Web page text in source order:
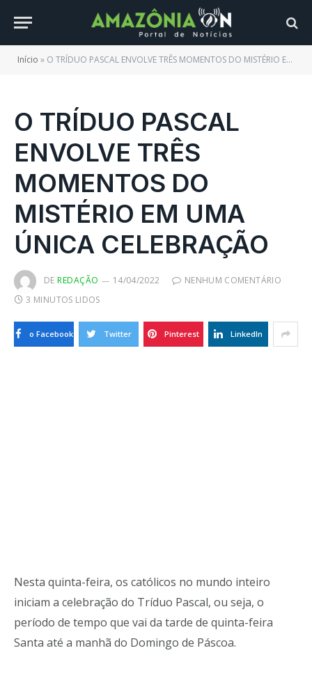
Início » O TRÍDUO PASCAL ENVOLVE TRÊS MOMENTOS DO MISTÉRIO EM UMA ÚNICA CELEBRAÇÃO
O TRÍDUO PASCAL
ENVOLVE TRÊS
MOMENTOS DO
MISTÉRIO EM UMA
ÚNICA CELEBRAÇÃO
DE REDAÇÃO 14/04/2022
NENHUM COMENTÁRIO
3 MINUTOS LIDOS
o Facebook Twitter Pinterest LinkedIn
Nesta quinta-feira, os católicos no mundo inteiro
iniciam a celebração do Tríduo Pascal, ou seja, o
período de tempo que vai da tarde de quinta-feira
Santa até a manhã do Domingo de Páscoa.